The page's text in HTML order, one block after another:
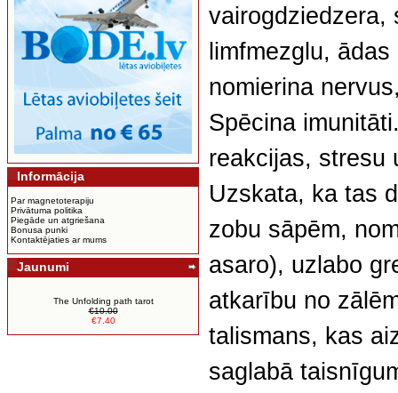
Informācija
Par magnetoterapiju
Privātuma politika
Piegāde un atgriešana
Bonusa punki
Kontaktējaties ar mums
Jaunumi
The Unfolding path tarot
€10.00
€7.40
vairogdziedzera,
limfmezglu,
nomierina
Spēcina
reakcijas, stresu
Uzskata, ka tas
zobu sāpēm,
asaro), uzlabo
atkarību no
talismans, kas
saglabā